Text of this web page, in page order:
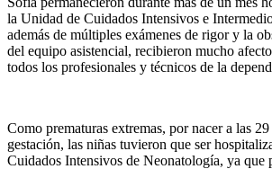
la Unidad de Cuidados Intensivos e
además de múltiples exámenes de rigor y la
del equipo asistencial, recibieron mucho
todos los profesionales y técnicos de la
Como prematuras extremas, por nacer a las 29
gestación, las niñas tuvieron que ser
Cuidados Intensivos de Neonatología, ya que